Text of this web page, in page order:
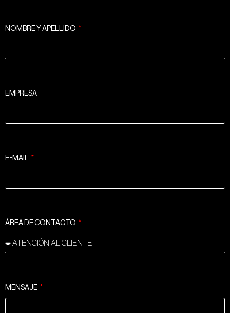
NOMBRE Y APELLIDO
EMPRESA
E-MAIL
ÁREA DE CONTACTO
MENSAJE